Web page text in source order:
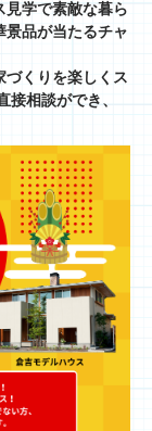
見学で素敵な暮ら
景品が当たるチャ
づくりを楽しくス
接相談ができ、